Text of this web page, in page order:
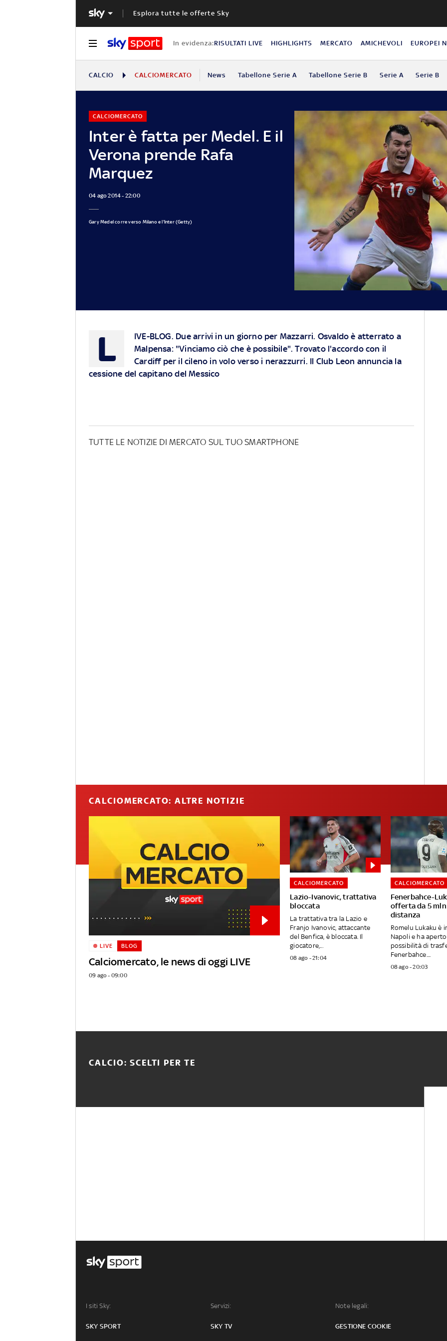
Esplora tutte le offerte Sky
In evidenza:RISULTATI LIVE HIGHLIGHTS MERCATO AMICHEVOLI EUROPEI
CALCIO CALCIOMERCATO News Tabellone Serie A Tabellone Serie B Serie A Serie B
Inter è fatta per Medel. E il
Verona prende Rafa
Marquez
CALCIOMERCATO
04 ago 2014 - 22:00
Gary Medel corre verso Milano e l'Inter (Getty)
L IVE-BLOG. Due arrivi in un giorno per Mazzarri. Osvaldo è atterrato a
Malpensa: "Vinciamo ciò che è possibile". Trovato l'accordo con il
Cardiff per il cileno in volo verso i nerazzurri. Il Club Leon annuncia la
cessione del capitano del Messico
TUTTE LE NOTIZIE DI MERCATO SUL TUO SMARTPHONE
CALCIOMERCATO: ALTRE NOTIZIE
Calciomercato, le news di oggi LIVE
LIVE BLOG
09 ago - 09:00
Lazio-Ivanovic, trattativa
bloccata
CALCIOMERCATO
La trattativa tra la Lazio e
Franjo Ivanovic, attaccante
del Benfica, è bloccata. Il
giocatore,...
08 ago - 21:04
Fenerbahce-
offerta da 5
distanza
CALCIOMERCATO
Romelu Lukaku è
Napoli e ha
possibilità di
Fenerbahce....
08 ago - 20:03
CALCIO: SCELTI PER TE
I siti Sky:
SKY SPORT
Servizi:
SKY TV
Note legali:
GESTIONE COOKIE